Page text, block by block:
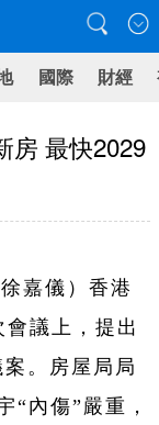
國際 財經
房 最快2029
嘉儀）香港
議上，提出
。房屋局局
“內傷”嚴重，